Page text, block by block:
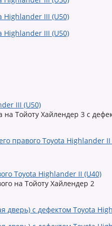
III (U50)
Тойоту Хайлендер 3 с
Toyota Highlander II (U40)
на Тойоту Хайлендер 2